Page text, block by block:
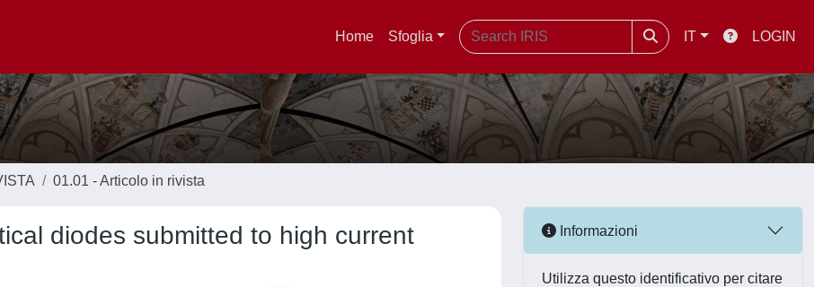
Home Sfoglia IT LOGIN
01.01 - Articolo in rivista
diodes submitted to high current
Informazioni
Utilizza questo identificativo per citare